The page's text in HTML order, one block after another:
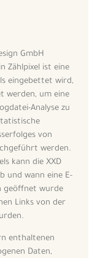
GmbH
Zählpixel ist eine
eingebettet wird,
werden, um eine
Analyse zu
von
werden.
kann die XXD
und wann eine E-
geöffnet wurde
Links von der
enthaltenen
Daten,